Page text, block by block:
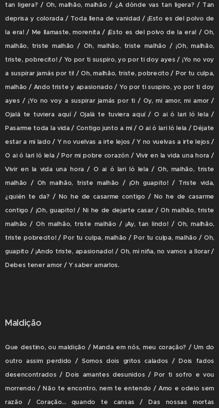
tan ligera? / Oh, malhão, malhão / ¿A dónde vas tan ligera? / Tan
deprisa y colorada / Toda llena de vanidad / ¡Esto es del polvo de
la era! / Me llamaste, morenita / ¡Esto es del polvo de la era! / Oh,
malhão, triste malhão / Oh, malhão, triste malhão / ¡Oh, malhão,
triste, pobrecito! / Yo por ti suspiro, yo por ti doy ayes / ¡Yo no voy
a suspirar jamás por ti! / Oh, malhão, triste, pobrecito / Por tu culpa,
malhão / Ando triste y apasionado / Yo por ti suspiro, yo por ti doy
ayes / ¡Yo no voy a suspirar jamás por ti / Oy, mi amor, mi amor /
Ojalá te tuviera aquí / Ojalá te tuviera aquí / O ai ó lari ló lela /
Pasarme toda la vida / Contigo junto a mí / O ai ó lari ló lela / Déjate
estar a mi lado / Y no vuelvas a irte lejos / Y no vuelvas a irte lejos /
O ai ó lari ló lela / Por mi pobre corazón / Vivir en la vida una hora /
Vivir en la vida una hora / O ai ó lari ló lela / Oh, malhão, triste
malhão / Oh malhão, triste malhão / ¡Oh guapito! / Triste vida,
¿quién te da? / No he de casarme contigo / No he de casarme
contigo / ¡Oh, guapito! / Ni he de dejarte casar / Oh malhão, triste
malhão / Oh malhão, triste malhão / ¡Ay, tan lindo! / Oh, malhão,
triste pobrecito! / Por tu culpa, malhão / Por tu culpa, malhão / Oh,
guapito / ¡Ando triste, apasionado! / Oh, mi niña, no vamos a llorar /
Debes tener amor / Y saber amarlos.
Maldição
Que destino, ou maldição / Manda em nós, meu coração? / Um do
outro assim perdido / Somos dois gritos calados / Dois fados
desencontrados / Dois amantes desunidos / Por ti sofro e vou
morrendo / Não te encontro, nem te entendo / Amo e odeio sem
razão / Coração... quando te cansas / Das nossas mortas